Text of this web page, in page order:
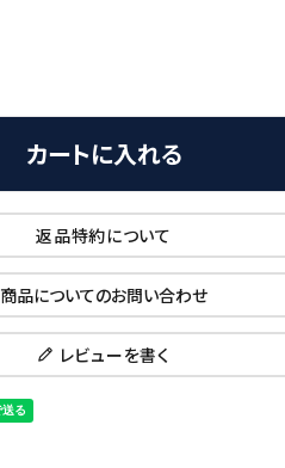
カートに入れる
返品特約について
商品についてのお問い合わせ
レビューを書く